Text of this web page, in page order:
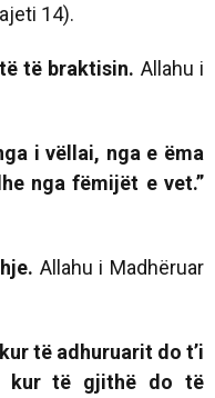
14).
të braktisin. Allahu i
i vëllai, nga e ëma
nga fëmijët e vet.”
Allahu i Madhëruar
të adhuruarit do t’i
kur të gjithë do të